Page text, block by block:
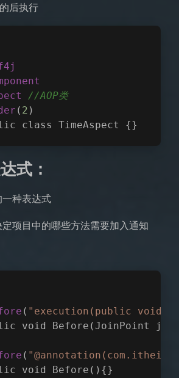
后执行
//AOP类
( 2 )
class TimeAspect {}
式：
种表达式
定项目中的哪些方法需要加入通知
( "execution(public void
void Before(JoinPoint
(
void Before(){}